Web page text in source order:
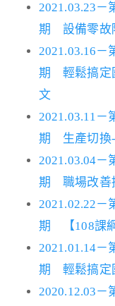
2021.03.23
期 設備零故
2021.03.16
期 輕鬆搞定
文
2021.03.11
期 生產切換-
2021.03.04
期 職場改善
2021.02.22
期 【108課
2021.01.14
期 輕鬆搞定
2020.12.03